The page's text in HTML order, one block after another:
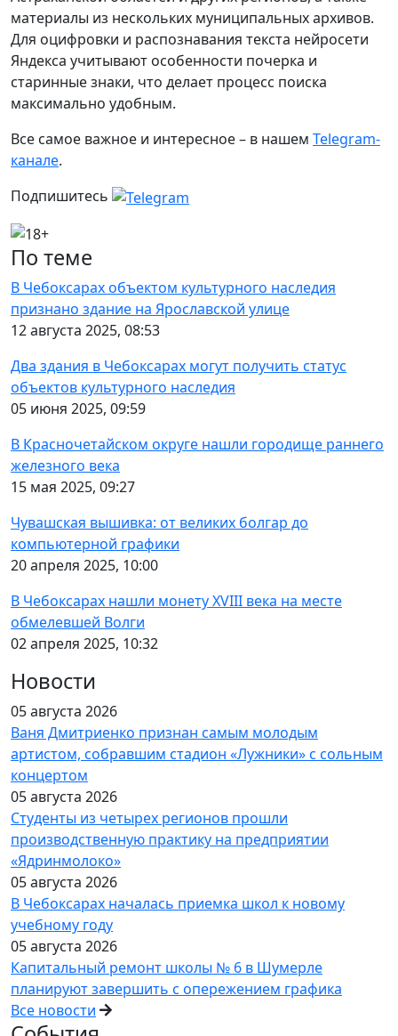
материалы из нескольких муниципальных архивов.
Для оцифровки и распознавания текста нейросети
Яндекса учитывают особенности почерка и
старинные знаки, что делает процесс поиска
максимально удобным.
Все самое важное и интересное – в нашем Telegram-
канале.
Подпишитесь
По теме
В Чебоксарах объектом культурного наследия
признано здание на Ярославской улице
12 августа 2025, 08:53
Два здания в Чебоксарах могут получить статус
объектов культурного наследия
05 июня 2025, 09:59
В Красночетайском округе нашли городище раннего
железного века
15 мая 2025, 09:27
Чувашская вышивка: от великих болгар до
компьютерной графики
20 апреля 2025, 10:00
В Чебоксарах нашли монету XVIII века на месте
обмелевшей Волги
02 апреля 2025, 10:32
Новости
05 августа 2026
Ваня Дмитриенко признан самым молодым
артистом, собравшим стадион «Лужники» с сольным
концертом
05 августа 2026
Студенты из четырех регионов прошли
производственную практику на предприятии
«Ядринмолоко»
05 августа 2026
В Чебоксарах началась приемка школ к новому
учебному году
05 августа 2026
Капитальный ремонт школы № 6 в Шумерле
планируют завершить с опережением графика
Все новости